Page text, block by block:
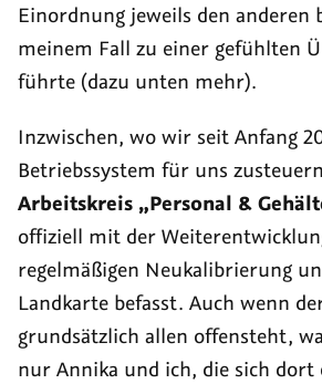
Einordnung jeweils den anderen
meinem Fall zu einer gefühlten
führte (dazu unten mehr).
Inzwischen, wo wir seit Anfang
Betriebssystem für uns
Arbeitskreis „Personal &
offiziell mit der
regelmäßigen Neukalibrierung
Landkarte befasst. Auch wenn
grundsätzlich allen offensteht,
nur Annika und ich, die sich